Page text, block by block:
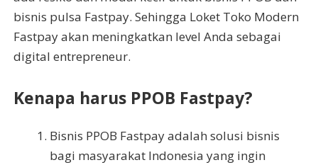
bisnis pulsa Fastpay. Sehingga Loket Toko Modern
Fastpay akan meningkatkan level Anda sebagai
digital entrepreneur.
Kenapa harus PPOB Fastpay?
Bisnis PPOB Fastpay adalah solusi bisnis
bagi masyarakat Indonesia yang ingin